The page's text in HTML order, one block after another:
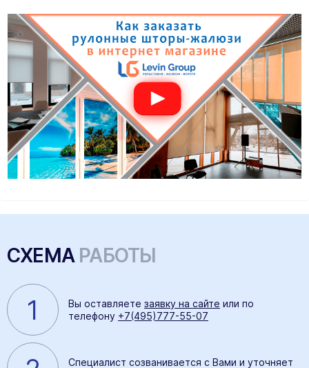
СХЕМАРАБОТЫ
1 Вы оставляете заявку на сайте или по
телефону +7(495)777-55-07
Специалист созванивается с Вами и уточняет